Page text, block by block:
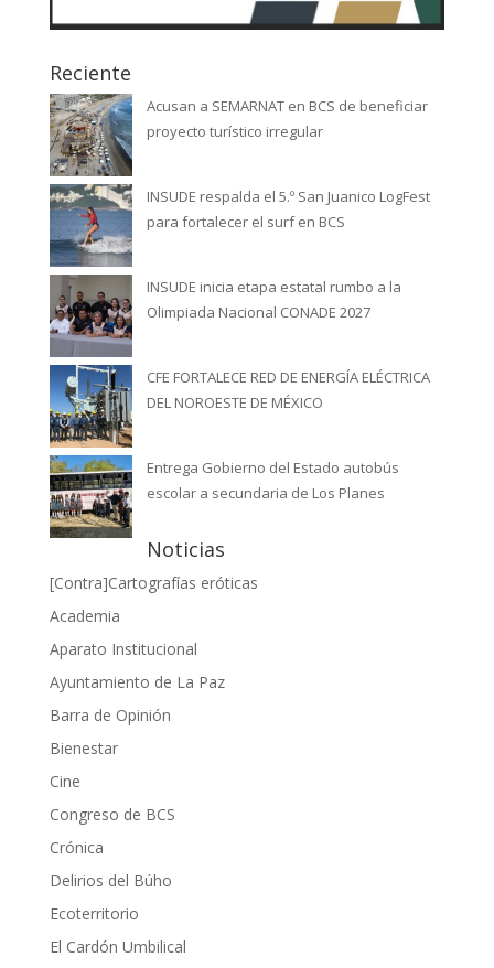
Reciente
Acusan a SEMARNAT en BCS de beneficiar
proyecto turístico irregular
INSUDE respalda el 5.º San Juanico LogFest
para fortalecer el surf en BCS
INSUDE inicia etapa estatal rumbo a la
Olimpiada Nacional CONADE 2027
CFE FORTALECE RED DE ENERGÍA ELÉCTRICA
DEL NOROESTE DE MÉXICO
Entrega Gobierno del Estado autobús
escolar a secundaria de Los Planes
Noticias
[Contra]Cartografías eróticas
Academia
Aparato Institucional
Ayuntamiento de La Paz
Barra de Opinión
Bienestar
Cine
Congreso de BCS
Crónica
Delirios del Búho
Ecoterritorio
El Cardón Umbilical